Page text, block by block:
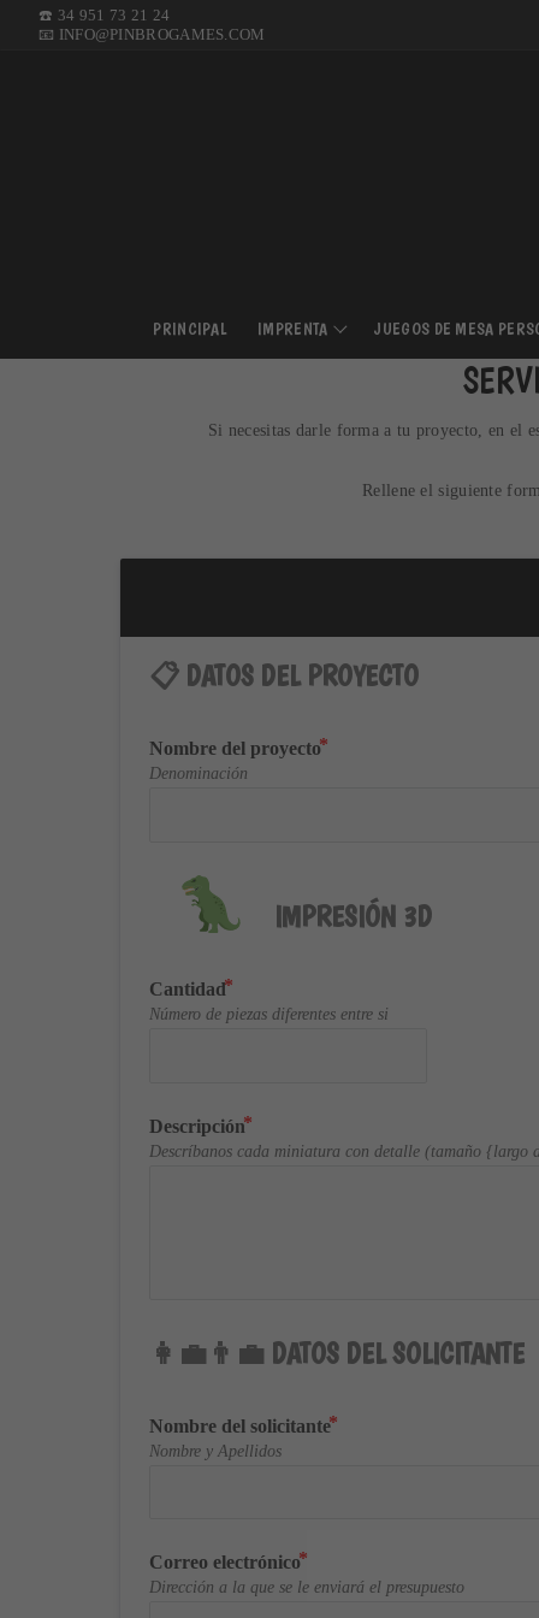
☎️ 34 951 73 21 24
📧 INFO@PINBROGAMES.COM
PRINCIPAL IMPRENTA JUEGOS DE MESA
Si necesitas darle forma a tu proyecto, en el
Rellene el siguiente
📋 DATOS DEL PROYECTO
Nombre del proyecto
Denominación
IMPRESIÓN 3D
Cantidad
Número de piezas diferentes entre si
Descripción
Descríbanos cada miniatura con detalle (tamaño {largo
👩‍💼👨‍💼 DATOS DEL SOLICITANTE
Nombre del solicitante
Nombre y Apellidos
Correo electrónico
Dirección a la que se le enviará el presupuesto